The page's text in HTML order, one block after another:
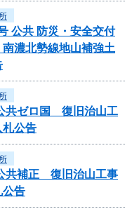
公共 防災・安全交付
濃北勢線地山補強土
共ゼロ国 復旧治山工
札公告
共補正 復旧治山工事
公告